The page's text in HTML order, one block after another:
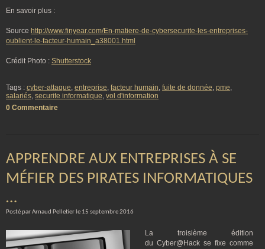
En savoir plus :
Source http://www.finyear.com/En-matiere-de-cybersecurite-les-entreprises-
oublient-le-facteur-humain_a38001.html
Crédit Photo : Shutterstock
Tags : cyber-attaque, entreprise, facteur humain, fuite de donnée, pme,
salariés, securite informatique, vol d'information
0 Commentaire
APPRENDRE AUX ENTREPRISES À SE
MÉFIER DES PIRATES INFORMATIQUES
…
Posté par Arnaud Pelletier le 15 septembre 2016
La troisième édition
du Cyber@Hack se fixe comme